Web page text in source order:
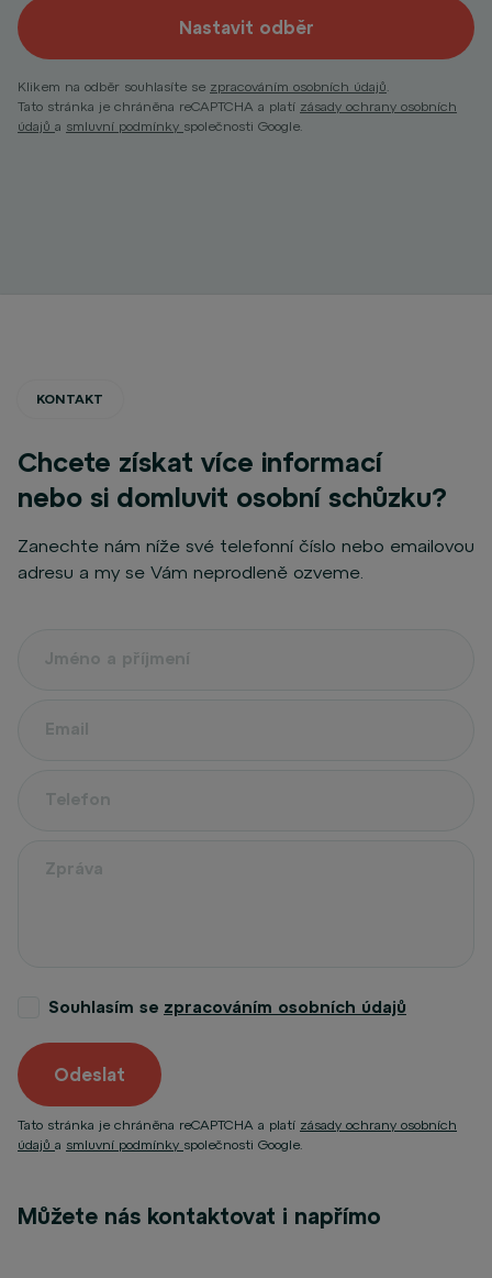
Nastavit odběr
Klikem na odběr souhlasíte se zpracováním osobních údajů.
Tato stránka je chráněna reCAPTCHA a platí zásady ochrany osobních
údajů a smluvní podmínky společnosti Google.
KONTAKT
Chcete získat více informací
nebo si domluvit osobní schůzku?
Zanechte nám níže své telefonní číslo nebo emailovou
adresu a my se Vám neprodleně ozveme.
Odeslat
Souhlasím se zpracováním osobních údajů
Tato stránka je chráněna reCAPTCHA a platí zásady ochrany osobních
údajů a smluvní podmínky společnosti Google.
Můžete nás kontaktovat i napřímo